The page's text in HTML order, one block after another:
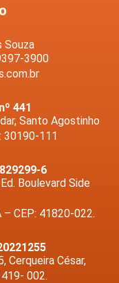
Souza
3900
441
Santo Agostinho
30190-111
6
Boulevard Side
– CEP: 41820-022.
Cerqueira César,
002.